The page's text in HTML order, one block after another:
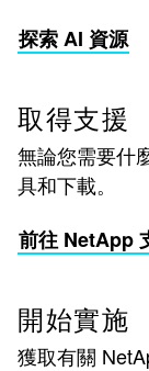
探索 AI 資源
取得支援
無論您需要什
具和下載。
前往 NetApp
開始實施
獲取有關